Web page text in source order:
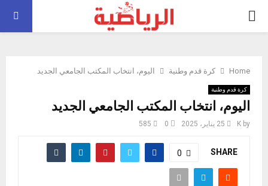
PRIMARY
Home كرة قدم وطنية اليوم، انتخاب المكتب الجامعي الجديد
كرة قدم وطنية
اليوم، انتخاب المكتب الجامعي الجديد
by
K 25 يناير، 2025 0
585
SHARE
0